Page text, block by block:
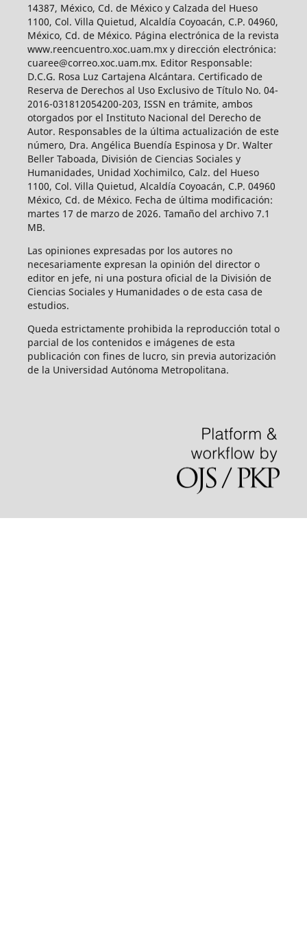
14387, México, Cd. de México y Calzada del Hueso
1100, Col. Villa Quietud, Alcaldía Coyoacán, C.P. 04960,
México, Cd. de México. Página electrónica de la revista
www.reencuentro.xoc.uam.mx y dirección electrónica:
cuaree@correo.xoc.uam.mx. Editor Responsable:
D.C.G. Rosa Luz Cartajena Alcántara. Certificado de
Reserva de Derechos al Uso Exclusivo de Título No. 04-
2016-031812054200-203, ISSN en trámite, ambos
otorgados por el Instituto Nacional del Derecho de
Autor. Responsables de la última actualización de este
número, Dra. Angélica Buendía Espinosa y Dr. Walter
Beller Taboada, División de Ciencias Sociales y
Humanidades, Unidad Xochimilco, Calz. del Hueso
1100, Col. Villa Quietud, Alcaldía Coyoacán, C.P. 04960
México, Cd. de México. Fecha de última modificación:
martes 17 de marzo de 2026. Tamaño del archivo 7.1
MB.
Las opiniones expresadas por los autores no
necesariamente expresan la opinión del director o
editor en jefe, ni una postura oficial de la División de
Ciencias Sociales y Humanidades o de esta casa de
estudios.
Queda estrictamente prohibida la reproducción total o
parcial de los contenidos e imágenes de esta
publicación con fines de lucro, sin previa autorización
de la Universidad Autónoma Metropolitana.